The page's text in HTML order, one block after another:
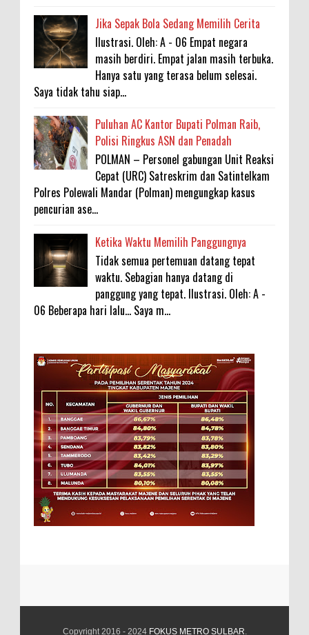
Jika Sepak Bola Sedang Memilih Cerita
Ilustrasi. Oleh: A - 06 Empat negara
masih berdiri. Empat jalan masih terbuka.
Hanya satu yang terasa belum selesai.
Saya tidak tahu siap...
Puluhan AC Kantor Bupati Polman Raib,
Polisi Ringkus ASN dan Penadah
POLMAN – Personel gabungan Unit Reaksi
Cepat (URC) Satreskrim dan Satintelkam
Polres Polewali Mandar (Polman) mengungkap kasus
pencurian ase...
Ketika Waktu Memilih Panggungnya
Tidak semua pertemuan datang tepat
waktu. Sebagian hanya datang di
panggung yang tepat. Ilustrasi. Oleh: A -
06 Beberapa hari lalu... Saya m...
Copyright 2016 - 2024 FOKUS METRO SULBAR.